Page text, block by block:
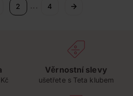
2 ... 4
Věrnostní slevy
ušetřete s Teta klubem